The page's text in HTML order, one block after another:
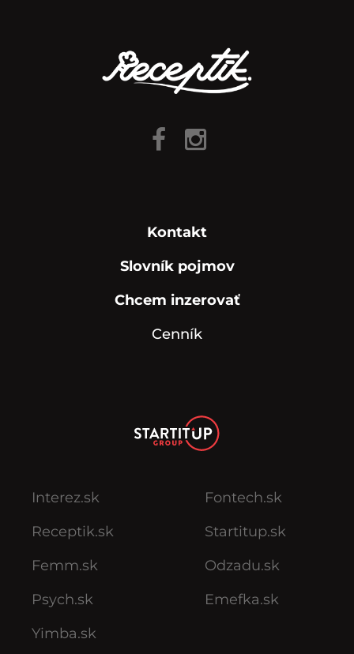
Kontakt
Slovník pojmov
Chcem inzerovať
Cenník
Interez.sk
Receptik.sk
Femm.sk
Psych.sk
Yimba.sk
Fontech.sk
Startitup.sk
Odzadu.sk
Emefka.sk